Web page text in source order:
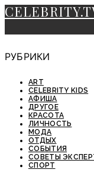
РУБРИКИ
ART
CELEBRITY KIDS
АФИША
ДРУГОЕ
КРАСОТА
ЛИЧНОСТЬ
МОДА
ОТДЫХ
СОБЫТИЯ
СОВЕТЫ
СПОРТ